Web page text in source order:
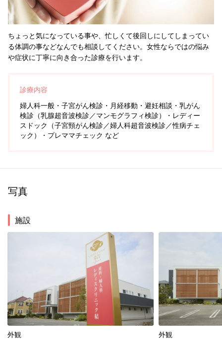
ちょっと気になっている事や、忙しくて後回しにしてしまってい
る体調の事などなんでも相談してください。女性ならではの悩み
や症状に丁寧に向き合った診療を行います。
診療内容
婦人科一般・子宮がん検診・月経移動・避妊相談・乳がん
検診（乳腺超音波検診／マンモグラフィ検診）・レディー
スドック（子宮頸がん検診／婦人科超音波検診／性病チェ
ック）・プレママチェック など
写真
施設
外観 外観